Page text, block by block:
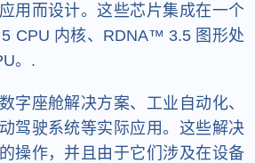
用而设计。这些芯片集成在一个
CPU 内核、RDNA™ 3.5 图形处
。.
字座舱解决方案、工业自动化、
驾驶系统等实际应用。这些解决
操作，并且由于它们涉及在设备